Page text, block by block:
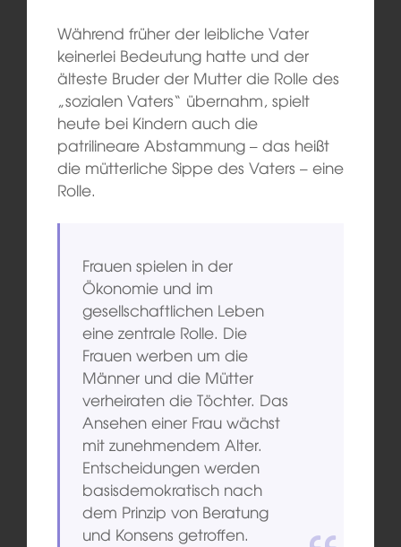
Während früher der leibliche Vater
keinerlei Bedeutung hatte und der
älteste Bruder der Mutter die Rolle des
„sozialen Vaters“ übernahm, spielt
heute bei Kindern auch die
patrilineare Abstammung – das heißt
die mütterliche Sippe des Vaters – eine
Rolle.
Frauen spielen in der
Ökonomie und im
gesellschaftlichen Leben
eine zentrale Rolle. Die
Frauen werben um die
Männer und die Mütter
verheiraten die Töchter. Das
Ansehen einer Frau wächst
mit zunehmendem Alter.
Entscheidungen werden
basisdemokratisch nach
dem Prinzip von Beratung
und Konsens getroffen.